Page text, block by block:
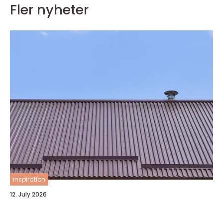
Fler nyheter
inspiration
12. July 2026